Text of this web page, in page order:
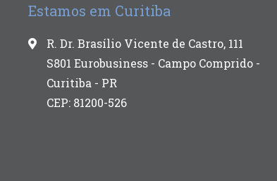
Estamos em Curitiba
R. Dr. Brasílio Vicente de Castro, 111
S801 Eurobusiness - Campo Comprido -
Curitiba - PR
CEP: 81200-526